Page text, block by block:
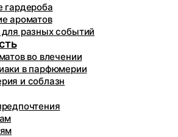
гардероба
ароматов
разных событий
во влечении
в парфюмерии
и соблазн